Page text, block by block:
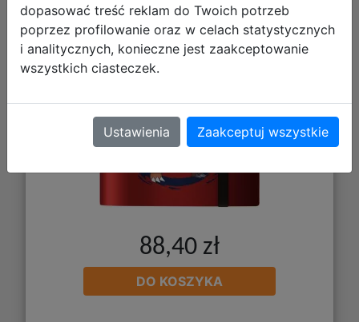
88,40 zł
DO KOSZYKA
dopasować treść reklam do Twoich potrzeb
poprzez profilowanie oraz w celach statystycznych
i analitycznych, konieczne jest zaakceptowanie
wszystkich ciasteczek.
Ustawienia Zaakceptuj wszystkie